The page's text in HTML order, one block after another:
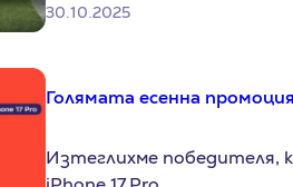
30.10.2025
Голямата есенна
Изтеглихме победителя,